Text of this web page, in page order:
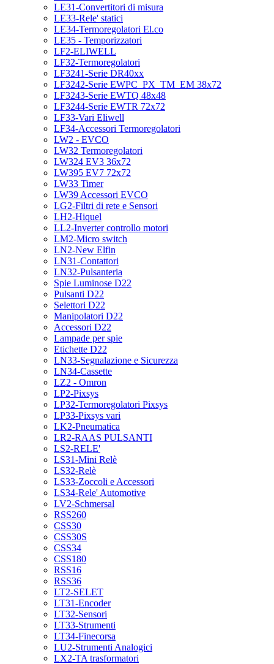
LE31-Convertitori di misura
LE33-Rele' statici
LE34-Termoregolatori El.co
LE35 - Temporizzatori
LF2-ELIWELL
LF32-Termoregolatori
LF3241-Serie DR40xx
LF3242-Serie EWPC_PX_TM_EM 38x72
LF3243-Serie EWTQ 48x48
LF3244-Serie EWTR 72x72
LF33-Vari Eliwell
LF34-Accessori Termoregolatori
LW2 - EVCO
LW32 Termoregolatori
LW324 EV3 36x72
LW395 EV7 72x72
LW33 Timer
LW39 Accessori EVCO
LG2-Filtri di rete e Sensori
LH2-Hiquel
LL2-Inverter controllo motori
LM2-Micro switch
LN2-New Elfin
LN31-Contattori
LN32-Pulsanteria
Spie Luminose D22
Pulsanti D22
Selettori D22
Manipolatori D22
Accessori D22
Lampade per spie
Etichette D22
LN33-Segnalazione e Sicurezza
LN34-Cassette
LZ2 - Omron
LP2-Pixsys
LP32-Termoregolatori Pixsys
LP33-Pixsys vari
LK2-Pneumatica
LR2-RAAS PULSANTI
LS2-RELE'
LS31-Mini Relè
LS32-Relè
LS33-Zoccoli e Accessori
LS34-Rele' Automotive
LV2-Schmersal
RSS260
CSS30
CSS30S
CSS34
CSS180
RSS16
RSS36
LT2-SELET
LT31-Encoder
LT32-Sensori
LT33-Strumenti
LT34-Finecorsa
LU2-Strumenti Analogici
LX2-TA trasformatori